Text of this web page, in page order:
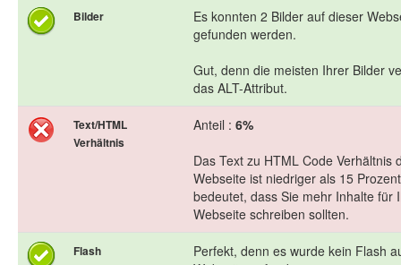
Bilder
Es konnten 2 Bilder auf dieser
gefunden werden.
Gut, denn die meisten Ihrer Bilder
das ALT-Attribut.
Text/HTML
Verhältnis
Anteil : 6%
Das Text zu HTML Code Verhältnis
Webseite ist niedriger als 15
bedeutet, dass Sie mehr Inhalte für
Webseite schreiben sollten.
Flash
Perfekt, denn es wurde kein Flash